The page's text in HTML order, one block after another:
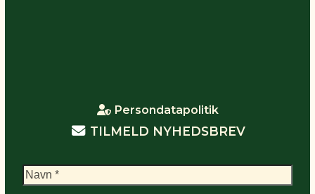
Persondatapolitik
TILMELD NYHEDSBREV